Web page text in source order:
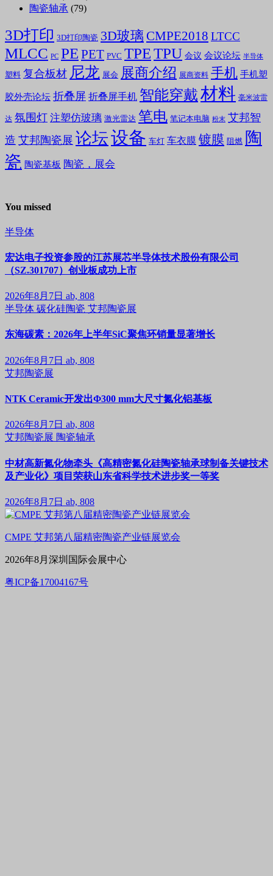
陶瓷轴承 (79)
3D打印 3D打印陶瓷 3D玻璃 CMPE2018 LTCC
MLCC PC PE PET PVC TPETPU 会议 会议论坛 半导体
塑料 复合板材 尼龙 展会 展商介绍 展商资料 手机 手机塑
胶外壳论坛 折叠屏 折叠屏手机 智能穿戴材料 毫米波雷
达 氛围灯 注塑仿玻璃 激光雷达 笔电 笔记本电脑 粉末 艾邦智
造 艾邦陶瓷展 论坛设备 车灯 车衣膜 镀膜 阻燃 陶
瓷 陶瓷基板 陶瓷，展会
You missed
半导体
宏达电子投资参股的江苏展芯半导体技术股份有限公司
（SZ.301707）创业板成功上市
2026年8月7日 ab, 808
半导体 碳化硅陶瓷 艾邦陶瓷展
东海碳素：2026年上半年SiC聚焦环销量显著增长
2026年8月7日 ab, 808
艾邦陶瓷展
NTK Ceramic开发出Φ300 mm大尺寸氮化铝基板
2026年8月7日 ab, 808
艾邦陶瓷展 陶瓷轴承
中材高新氮化物牵头《高精密氮化硅陶瓷轴承球制备关键技术
及产业化》项目荣获山东省科学技术进步奖一等奖
2026年8月7日 ab, 808
CMPE 艾邦第八届精密陶瓷产业链展览会
2026年8月深圳国际会展中心
粤ICP备17004167号